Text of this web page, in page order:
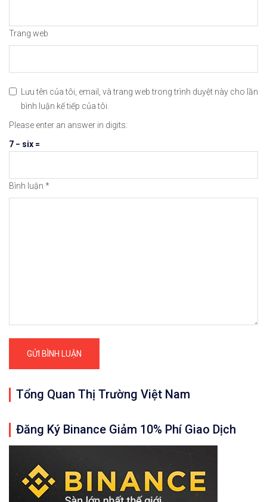
Trang web
Lưu tên của tôi, email, và trang web trong trình duyệt này cho lần
bình luận kế tiếp của tôi.
Please enter an answer in digits:
7 − six =
Bình luận *
Tổng Quan Thị Trường Việt Nam
Đăng Ký Binance Giảm 10% Phí Giao Dịch